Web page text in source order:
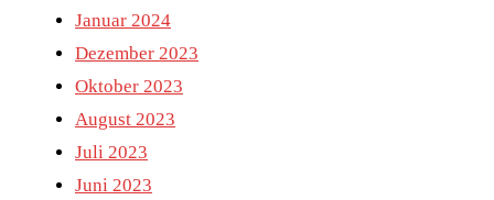
Januar 2024
Dezember 2023
Oktober 2023
August 2023
Juli 2023
Juni 2023